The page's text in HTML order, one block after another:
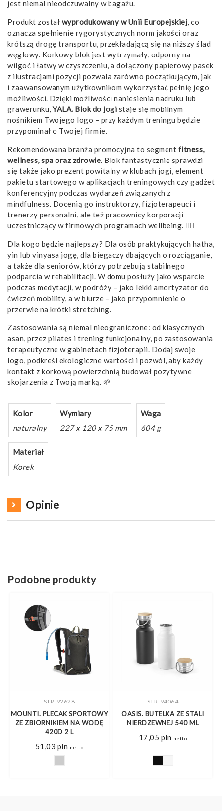
jest niemal nieodczuwalny w bagażu.
Produkt został wyprodukowany w Unii Europejskiej, co
oznacza spełnienie rygorystycznych norm jakości oraz
krótszą drogę transportu, przekładającą się na niższy ślad
węglowy. Korkowy blok jest wytrzymały, odporny na
wilgoć i łatwy w czyszczeniu, a dołączony papierowy pasek
z ilustracjami pozycji pozwala zarówno początkującym, jak
i zaawansowanym użytkownikom wykorzystać pełnię jego
możliwości. Dzięki możliwości naniesienia nadruku lub
grawerunku,YALA. Blok do jogi staje się mobilnym
nośnikiem Twojego logo – przy każdym treningu będzie
przypominał o Twojej firmie.
Rekomendowana branża promocyjna to segment fitness,
wellness, spa oraz zdrowie. Blok fantastycznie sprawdzi
się także jako prezent powitalny w klubach jogi, element
pakietu startowego w aplikacjach treningowych czy gadżet
konferencyjny podczas wydarzeń związanych z
mindfulness. Docenią go instruktorzy, fizjoterapeuci i
trenerzy personalni, ale też pracownicy korporacji
uczestniczący w firmowych programach wellbeing. 🧘‍♂️
Dla kogo będzie najlepszy? Dla osób praktykujących hatha,
yin lub vinyasa jogę, dla biegaczy dbających o rozciąganie,
a także dla seniorów, którzy potrzebują stabilnego
podparcia w rehabilitacji. W domu posłuży jako wsparcie
podczas medytacji, w podróży – jako lekki amortyzator do
ćwiczeń mobility, a w biurze – jako przypomnienie o
przerwie na krótki stretching.
Zastosowania są niemal nieograniczone: od klasycznych
asan, przez pilates i trening funkcjonalny, po zastosowania
terapeutyczne w gabinetach fizjoterapii. Dodaj swoje
logo, podkreśl ekologiczne wartości i pozwól, aby każdy
kontakt z korkową powierzchnią budował pozytywne
skojarzenia z Twoją marką. 🌱
Kolor
naturalny
Wymiary
227 x 120 x 75 mm
Waga
604 g
Materiał
Korek
Opinie
Podobne produkty
STR-92628
MOUNTI. PLECAK SPORTOWY
ZE ZBIORNIKIEM NA WODĘ
420D 2 L
51,03 pln netto
STR-94064
OASIS. BUTELKA ZE STALI
NIERDZEWNEJ 540 ML
17,05 pln netto